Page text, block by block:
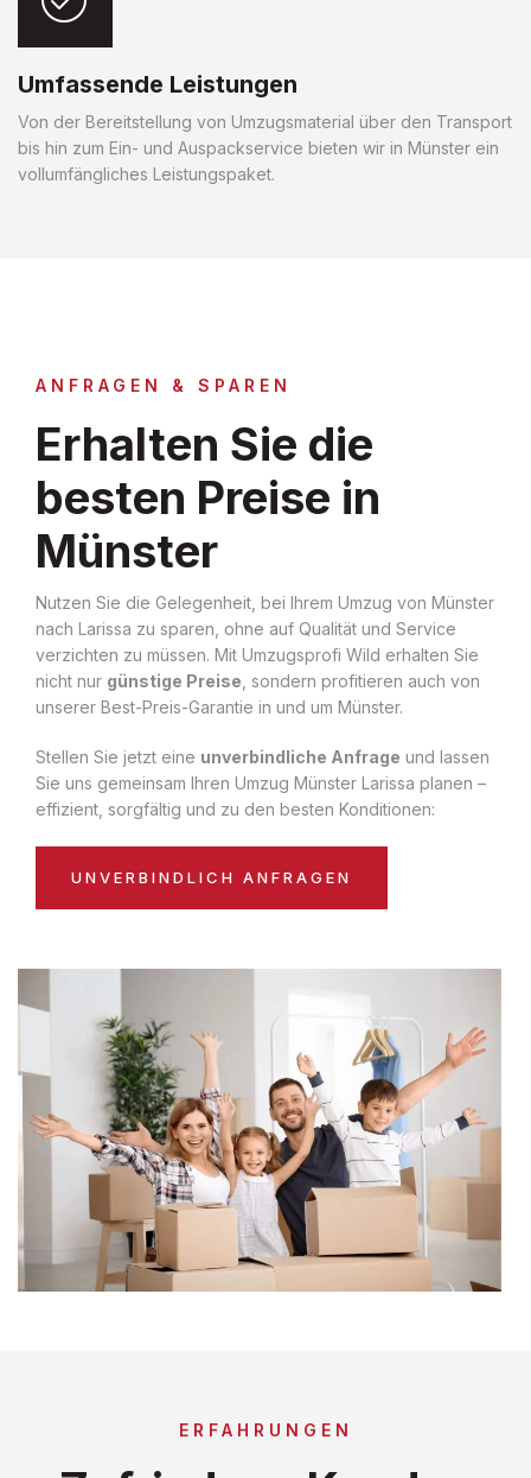
Umfassende Leistungen
Von der Bereitstellung von Umzugsmaterial über den Transport
bis hin zum Ein- und Auspackservice bieten wir in Münster ein
vollumfängliches Leistungspaket.
ANFRAGEN & SPAREN
Erhalten Sie die
besten Preise in
Münster
Nutzen Sie die Gelegenheit, bei Ihrem Umzug von Münster
nach Larissa zu sparen, ohne auf Qualität und Service
verzichten zu müssen. Mit Umzugsprofi Wild erhalten Sie
nicht nur günstige Preise , sondern profitieren auch von
unserer Best-Preis-Garantie in und um Münster.
Stellen Sie jetzt eine unverbindliche Anfrage und lassen
Sie uns gemeinsam Ihren Umzug Münster Larissa planen –
effizient, sorgfältig und zu den besten Konditionen:
UNVERBINDLICH ANFRAGEN
ERFAHRUNGEN